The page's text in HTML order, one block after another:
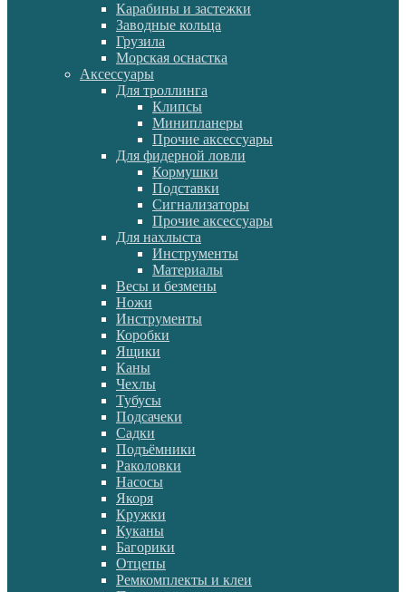
Карабины и застежки
Заводные кольца
Грузила
Морская оснастка
Аксессуары
Для троллинга
Клипсы
Минипланеры
Прочие аксессуары
Для фидерной ловли
Кормушки
Подставки
Сигнализаторы
Прочие аксессуары
Для нахлыста
Инструменты
Материалы
Весы и безмены
Ножи
Инструменты
Коробки
Ящики
Каны
Чехлы
Тубусы
Подсачеки
Садки
Подъёмники
Раколовки
Насосы
Якоря
Кружки
Куканы
Багорики
Отцепы
Ремкомплекты и клеи